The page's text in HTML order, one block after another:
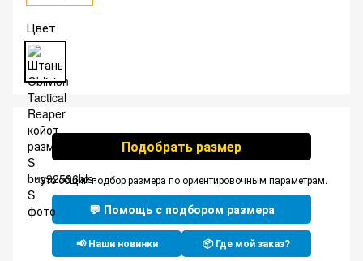
Цвет
Подобрать размер
*Это общий подбор размера по ориентировочным параметрам.
💬 Помощь с подбором размера
📢 Наши новинки 📦 Где мой заказ?